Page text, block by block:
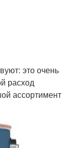
это очень
расход
ассортимент